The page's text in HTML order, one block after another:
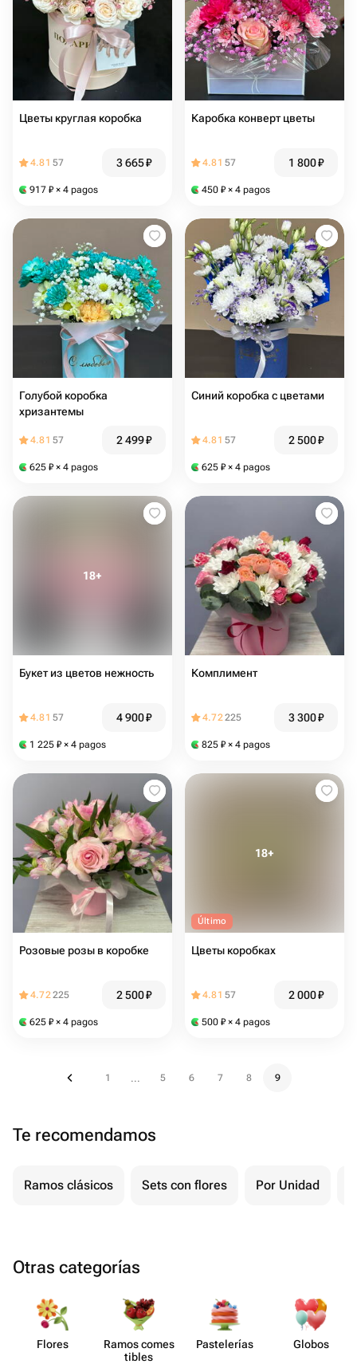
Цветы круглая коробка
4.81 57 3 665₽
917 ₽ × 4 pagos
Каробка конверт цветы
4.81 57 1 800₽
450 ₽ × 4 pagos
Голубой коробка
хризантемы
4.81 57 2 499₽
625 ₽ × 4 pagos
Синий коробка с цветами
4.81 57 2 500₽
625 ₽ × 4 pagos
Букет из цветов нежность
4.81 57 4 900₽
1 225 ₽ × 4 pagos
Комплимент
4.72225 3 300₽
825 ₽ × 4 pagos
Розовые розы в коробке
4.72225 2 500₽
625 ₽ × 4 pagos
Último
Цветы коробках
4.81 57 2 000₽
500 ₽ × 4 pagos
1 ... 5 6 7 8 9
Te recomendamos
Ramos clásicos Sets con flores Por Unidad
Otras categorías
Flores
Ramos comes​
tibles
Paste​lerías Globos